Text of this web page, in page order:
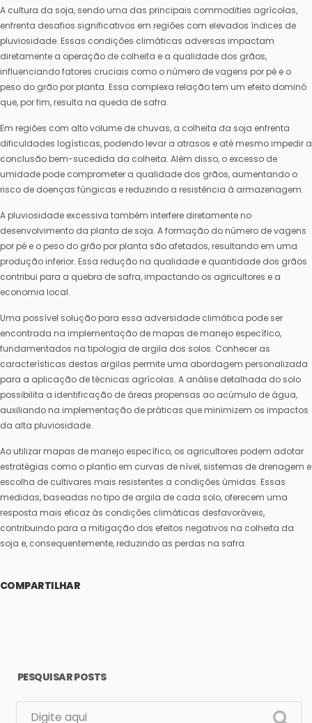
A cultura da soja, sendo uma das principais commodities agrícolas,
enfrenta desafios significativos em regiões com elevados índices de
pluviosidade. Essas condições climáticas adversas impactam
diretamente a operação de colheita e a qualidade dos grãos,
influenciando fatores cruciais como o número de vagens por pé e o
peso do grão por planta. Essa complexa relação tem um efeito dominó
que, por fim, resulta na queda de safra.
Em regiões com alto volume de chuvas, a colheita da soja enfrenta
dificuldades logísticas, podendo levar a atrasos e até mesmo impedir a
conclusão bem-sucedida da colheita. Além disso, o excesso de
umidade pode comprometer a qualidade dos grãos, aumentando o
risco de doenças fúngicas e reduzindo a resistência à armazenagem.
A pluviosidade excessiva também interfere diretamente no
desenvolvimento da planta de soja. A formação do número de vagens
por pé e o peso do grão por planta são afetados, resultando em uma
produção inferior. Essa redução na qualidade e quantidade dos grãos
contribui para a quebra de safra, impactando os agricultores e a
economia local.
Uma possível solução para essa adversidade climática pode ser
encontrada na implementação de mapas de manejo específico,
fundamentados na tipologia de argila dos solos. Conhecer as
características destas argilas permite uma abordagem personalizada
para a aplicação de técnicas agrícolas. A análise detalhada do solo
possibilita a identificação de áreas propensas ao acúmulo de água,
auxiliando na implementação de práticas que minimizem os impactos
da alta pluviosidade.
Ao utilizar mapas de manejo específico, os agricultores podem adotar
estratégias como o plantio em curvas de nível, sistemas de drenagem e
escolha de cultivares mais resistentes a condições úmidas. Essas
medidas, baseadas no tipo de argila de cada solo, oferecem uma
resposta mais eficaz às condições climáticas desfavoráveis,
contribuindo para a mitigação dos efeitos negativos na colheita da
soja e, consequentemente, reduzindo as perdas na safra.
COMPARTILHAR
PESQUISAR POSTS